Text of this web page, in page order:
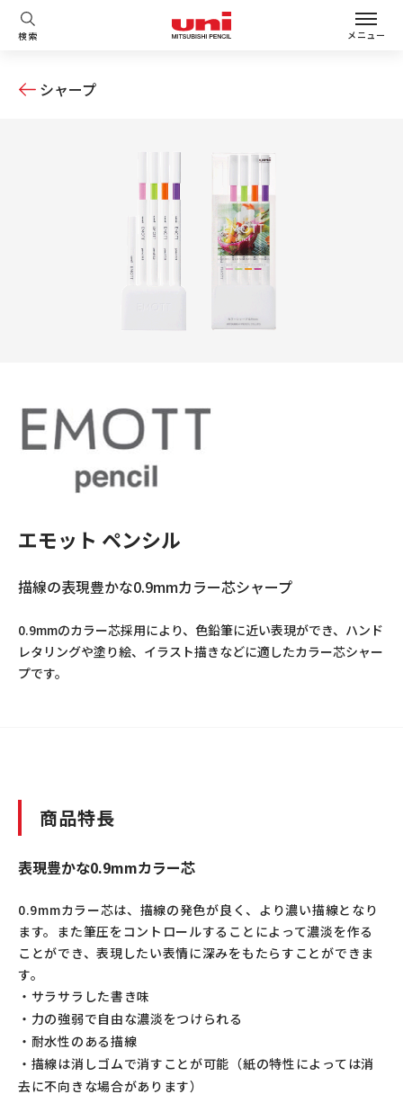
検索 メニュー
シャープ
エモット ペンシル
描線の表現豊かな0.9mmカラー芯シャープ
0.9mmのカラー芯採用により、色鉛筆に近い表現ができ、ハンド
レタリングや塗り絵、イラスト描きなどに適したカラー芯シャー
プです。
商品特長
表現豊かな0.9mmカラー芯
0.9mmカラー芯は、描線の発色が良く、より濃い描線となり
ます。また筆圧をコントロールすることによって濃淡を作る
ことができ、表現したい表情に深みをもたらすことができま
す。
・サラサラした書き味
・力の強弱で自由な濃淡をつけられる
・耐水性のある描線
・描線は消しゴムで消すことが可能（紙の特性によっては消
去に不向きな場合があります）